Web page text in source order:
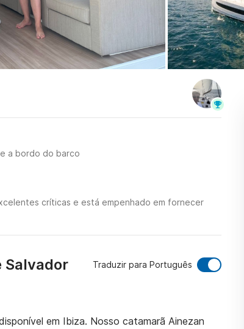
a bordo do barco
críticas e está empenhado em fornecer
Salvador Traduzir para Português
em Ibiza. Nosso catamarã Ainezan